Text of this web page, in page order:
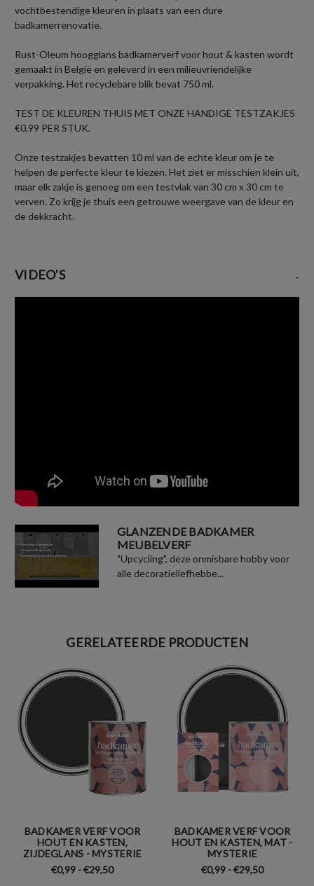
vochtbestendige kleuren in plaats van een dure
badkamerrenovatie.
Rust-Oleum hoogglans badkamerverf voor hout & kasten wordt
gemaakt in België en geleverd in een milieuvriendelijke
verpakking. Het recyclebare blik bevat 750 ml.
TEST DE KLEUREN THUIS MET ONZE HANDIGE TESTZAKJES
€0,99 PER STUK.
Onze testzakjes bevatten 10 ml van de echte kleur om je te
helpen de perfecte kleur te kiezen. Het ziet er misschien klein uit,
maar elk zakje is genoeg om een testvlak van 30 cm x 30 cm te
verven. Zo krijg je thuis een getrouwe weergave van de kleur en
de dekkracht.
VIDEO'S -
GLANZENDE BADKAMER
MEUBELVERF
"Upcycling", deze onmisbare hobby voor
alle decoratieliefhebbe...
GERELATEERDE PRODUCTEN
BADKAMER VERF VOOR
HOUT EN KASTEN,
ZIJDEGLANS - MYSTERIE
€0,99 - €29,50
BADKAMER VERF VOOR
HOUT EN KASTEN, MAT -
MYSTERIE
€0,99 - €29,50